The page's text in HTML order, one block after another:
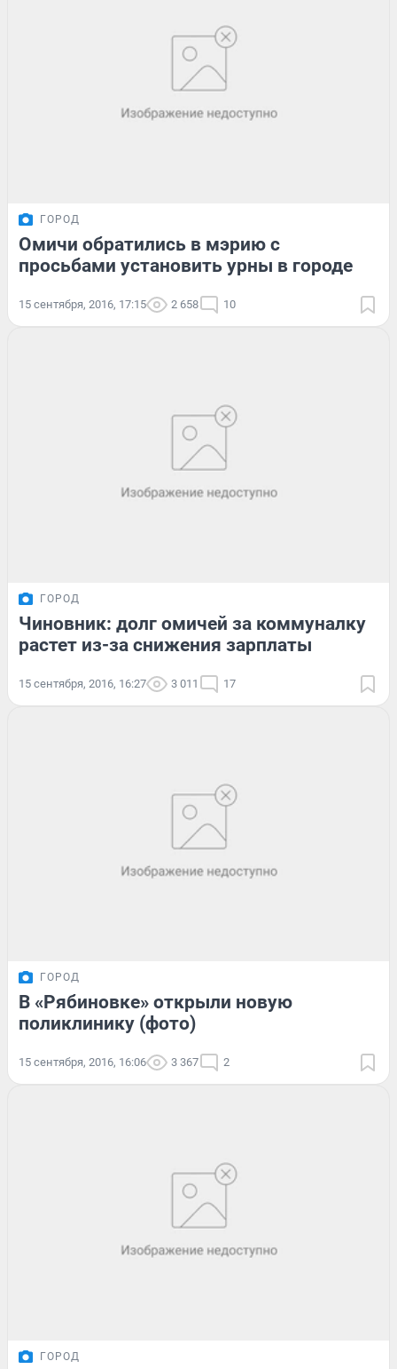
ГОРОД
Омичи обратились в мэрию с
просьбами установить урны в городе
15 сентября, 2016, 17:15 2 658 10
ГОРОД
Чиновник: долг омичей за коммуналку
растет из-за снижения зарплаты
15 сентября, 2016, 16:27 3 011 17
ГОРОД
В «Рябиновке» открыли новую
поликлинику (фото)
15 сентября, 2016, 16:06 3 367 2
ГОРОД